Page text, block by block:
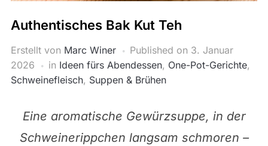
Authentisches Bak Kut Teh
Erstellt von Marc Winer Published on 3. Januar
2026
in Ideen fürs Abendessen, One-Pot-Gerichte,
Schweinefleisch, Suppen & Brühen
Eine aromatische Gewürzsuppe, in der
Schweinerippchen langsam schmoren –